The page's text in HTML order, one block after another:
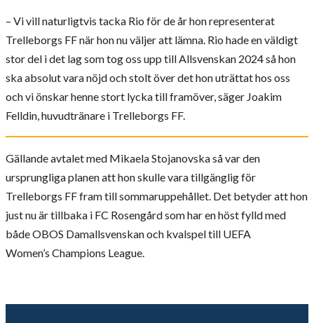
– Vi vill naturligtvis tacka Rio för de år hon representerat
Trelleborgs FF när hon nu väljer att lämna. Rio hade en väldigt
stor del i det lag som tog oss upp till Allsvenskan 2024 så hon
ska absolut vara nöjd och stolt över det hon uträttat hos oss
och vi önskar henne stort lycka till framöver, säger Joakim
Felldin, huvudtränare i Trelleborgs FF.
Gällande avtalet med Mikaela Stojanovska så var den
ursprungliga planen att hon skulle vara tillgänglig för
Trelleborgs FF fram till sommaruppehållet. Det betyder att hon
just nu är tillbaka i FC Rosengård som har en höst fylld med
både OBOS Damallsvenskan och kvalspel till UEFA
Women’s Champions League.